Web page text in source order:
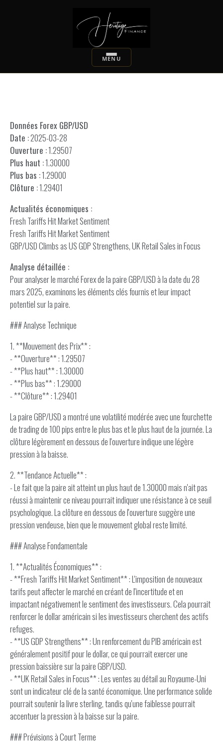
Données Forex GBP/USD
Date :2025-03-28
Ouverture :1.29507
Plus haut :1.30000
Plus bas :1.29000
Clôture :1.29401
Actualités économiques :
Fresh Tariffs Hit Market Sentiment
Fresh Tariffs Hit Market Sentiment
GBP/USD Climbs as US GDP Strengthens, UK Retail Sales in Focus
Analyse détaillée :
Pour analyser le marché Forex de la paire GBP/USD à la date du 28
mars 2025, examinons les éléments clés fournis et leur impact
potentiel sur la paire.
### Analyse Technique
1. **Mouvement des Prix** :
- **Ouverture** : 1.29507
- **Plus haut** : 1.30000
- **Plus bas** : 1.29000
- **Clôture** : 1.29401
La paire GBP/USD a montré une volatilité modérée avec une fourchette
de trading de 100 pips entre le plus bas et le plus haut de la journée. La
clôture légèrement en dessous de l'ouverture indique une légère
pression à la baisse.
2. **Tendance Actuelle** :
- Le fait que la paire ait atteint un plus haut de 1.30000 mais n'ait pas
réussi à maintenir ce niveau pourrait indiquer une résistance à ce seuil
psychologique. La clôture en dessous de l'ouverture suggère une
pression vendeuse, bien que le mouvement global reste limité.
### Analyse Fondamentale
1. **Actualités Économiques** :
- **Fresh Tariffs Hit Market Sentiment** : L'imposition de nouveaux
tarifs peut affecter le marché en créant de l'incertitude et en
impactant négativement le sentiment des investisseurs. Cela pourrait
renforcer le dollar américain si les investisseurs cherchent des actifs
refuges.
- **US GDP Strengthens** : Un renforcement du PIB américain est
généralement positif pour le dollar, ce qui pourrait exercer une
pression baissière sur la paire GBP/USD.
- **UK Retail Sales in Focus** : Les ventes au détail au Royaume-Uni
sont un indicateur clé de la santé économique. Une performance solide
pourrait soutenir la livre sterling, tandis qu'une faiblesse pourrait
accentuer la pression à la baisse sur la paire.
### Prévisions à Court Terme